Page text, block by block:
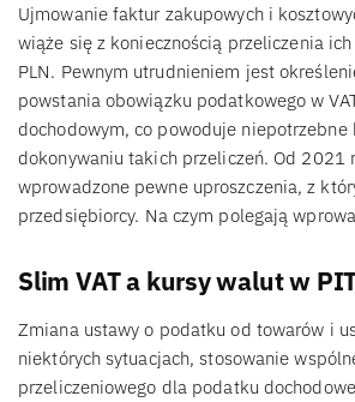
Ujmowanie faktur zakupowych i
wiąże się z koniecznością przeliczenia
PLN. Pewnym utrudnieniem jest
powstania obowiązku podatkowego w
dochodowym, co powoduje
dokonywaniu takich przeliczeń. Od 2021
wprowadzone pewne uproszczenia, z
przedsiębiorcy. Na czym polegają
Slim VAT a kursy walut w
Zmiana ustawy o podatku od towarów i
niektórych sytuacjach, stosowanie
przeliczeniowego dla podatku